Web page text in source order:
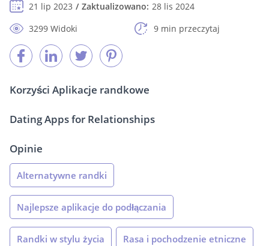
21 lip 2023
Zaktualizowano: 28 lis 2024
3299 Widoki
9 min przeczytaj
Korzyści Aplikacje randkowe
Dating Apps for Relationships
Opinie
Alternatywne randki
Najlepsze aplikacje do podłączania
Randki w stylu życia Rasa i pochodzenie etniczne